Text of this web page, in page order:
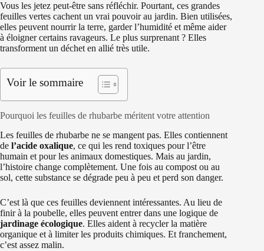
Vous les jetez peut-être sans réfléchir. Pourtant, ces grandes
feuilles vertes cachent un vrai pouvoir au jardin. Bien utilisées,
elles peuvent nourrir la terre, garder l’humidité et même aider
à éloigner certains ravageurs. Le plus surprenant ? Elles
transforment un déchet en allié très utile.
Voir le sommaire
Pourquoi les feuilles de rhubarbe méritent votre attention
Les feuilles de rhubarbe ne se mangent pas. Elles contiennent
de l’acide oxalique, ce qui les rend toxiques pour l’être
humain et pour les animaux domestiques. Mais au jardin,
l’histoire change complètement. Une fois au compost ou au
sol, cette substance se dégrade peu à peu et perd son danger.
C’est là que ces feuilles deviennent intéressantes. Au lieu de
finir à la poubelle, elles peuvent entrer dans une logique de
jardinage écologique. Elles aident à recycler la matière
organique et à limiter les produits chimiques. Et franchement,
c’est assez malin.